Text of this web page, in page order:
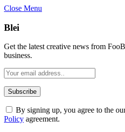
Close Menu
Blei
Get the latest creative news from
business.
By signing up, you agree to the
Policy agreement.